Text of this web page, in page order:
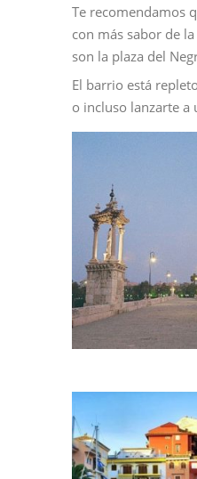
Te recomendamos
con más sabor de
son la plaza del
El barrio está
o incluso lanzarte a